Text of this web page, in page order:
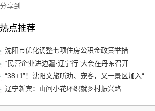
分享到:
热点推荐
沈阳市优化调整七项住房公积金政策举措
“民营企业进边疆·辽宁行”大会在丹东召开
辽宁新宾：山间小花环织就乡村振兴路